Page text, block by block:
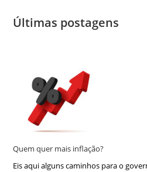
Últimas postagens
Quem quer mais inflação?
Eis aqui alguns caminhos para o